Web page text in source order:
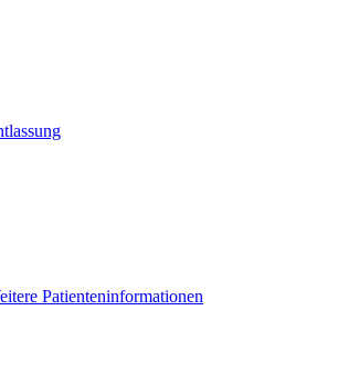
Patienteninformationen